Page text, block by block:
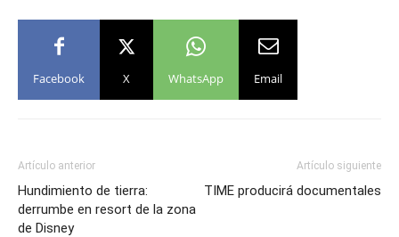
Facebook X WhatsApp Email
Artículo anterior
Hundimiento de tierra:
derrumbe en resort de la zona
de Disney
Artículo siguiente
TIME producirá documentales